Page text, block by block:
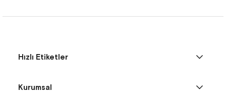
Hızlı Etiketler
Kurumsal